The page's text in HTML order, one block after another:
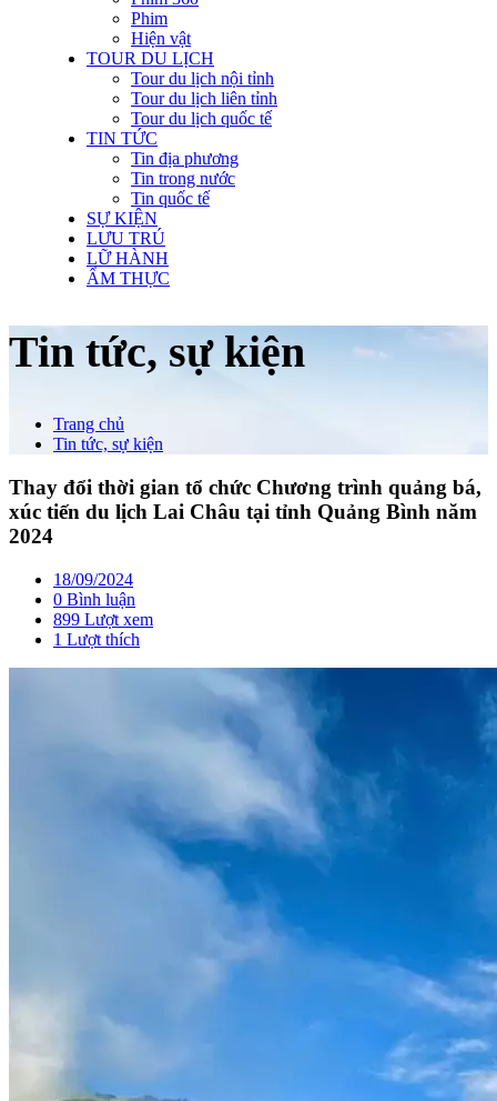
Phim
Hiện vật
TOUR DU LỊCH
Tour du lịch nội tỉnh
Tour du lịch liên tỉnh
Tour du lịch quốc tế
TIN TỨC
Tin địa phương
Tin trong nước
Tin quốc tế
SỰ KIỆN
LƯU TRÚ
LỮ HÀNH
ẨM THỰC
Tin tức, sự kiện
Trang chủ
Tin tức, sự kiện
Thay đổi thời gian tổ chức Chương trình quảng bá,
xúc tiến du lịch Lai Châu tại tỉnh Quảng Bình năm
2024
18/09/2024
0 Bình luận
899 Lượt xem
1 Lượt thích